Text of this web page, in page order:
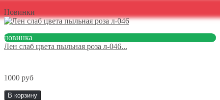
Новинки
новинка
Лен слаб цвета пыльная роза л-046...
1000 руб
В корзину